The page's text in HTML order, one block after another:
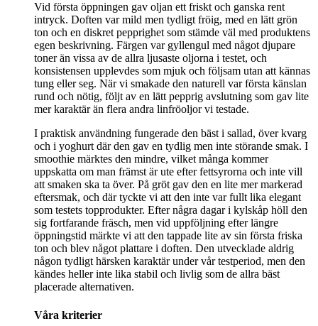
Vid första öppningen gav oljan ett friskt och ganska rent
intryck. Doften var mild men tydligt fröig, med en lätt grön
ton och en diskret pepprighet som stämde väl med produktens
egen beskrivning. Färgen var gyllengul med något djupare
toner än vissa av de allra ljusaste oljorna i testet, och
konsistensen upplevdes som mjuk och följsam utan att kännas
tung eller seg. När vi smakade den naturell var första känslan
rund och nötig, följt av en lätt pepprig avslutning som gav lite
mer karaktär än flera andra linfröoljor vi testade.
I praktisk användning fungerade den bäst i sallad, över kvarg
och i yoghurt där den gav en tydlig men inte störande smak. I
smoothie märktes den mindre, vilket många kommer
uppskatta om man främst är ute efter fettsyrorna och inte vill
att smaken ska ta över. På gröt gav den en lite mer markerad
eftersmak, och där tyckte vi att den inte var fullt lika elegant
som testets topprodukter. Efter några dagar i kylskåp höll den
sig fortfarande fräsch, men vid uppföljning efter längre
öppningstid märkte vi att den tappade lite av sin första friska
ton och blev något plattare i doften. Den utvecklade aldrig
någon tydligt härsken karaktär under vår testperiod, men den
kändes heller inte lika stabil och livlig som de allra bäst
placerade alternativen.
Våra kriterier